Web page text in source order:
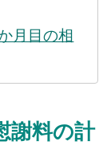
月目の相
謝料の計